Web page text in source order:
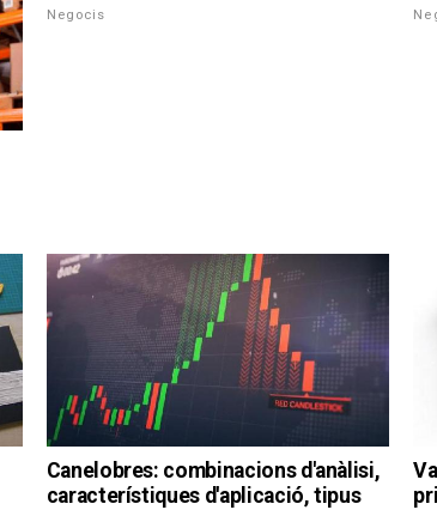
Negocis
Canelobres: combinacions d'anàlisi,
característiques d'aplicació, tipus